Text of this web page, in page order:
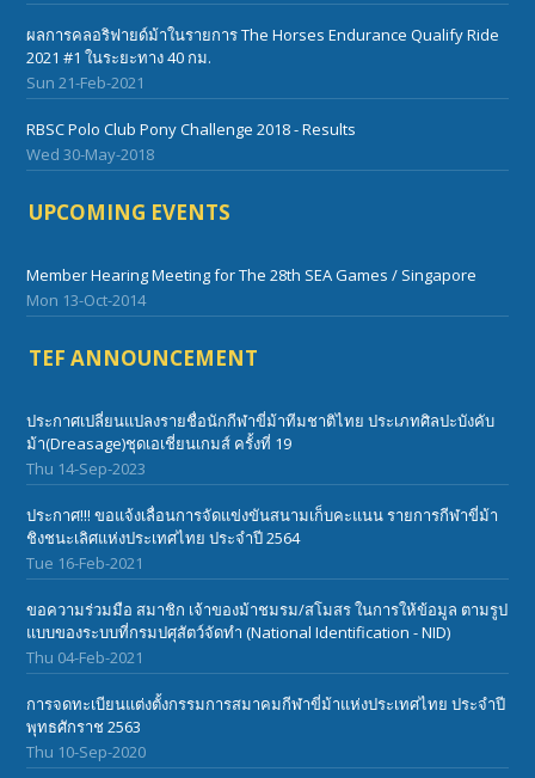
ผลการคลอริฟายด์ม้าในรายการ The Horses Endurance Qualify Ride
2021 #1 ในระยะทาง 40 กม.
Sun 21-Feb-2021
RBSC Polo Club Pony Challenge 2018 - Results
Wed 30-May-2018
UPCOMING EVENTS
Member Hearing Meeting for The 28th SEA Games / Singapore
Mon 13-Oct-2014
TEF ANNOUNCEMENT
ประกาศเปลี่ยนแปลงรายชื่อนักกีฬาขี่ม้าทีมชาติไทย ประเภทศิลปะบังคับ
ม้า(Dreasage)ชุดเอเชี่ยนเกมส์ ครั้งที่ 19
Thu 14-Sep-2023
ประกาศ!!! ขอแจ้งเลื่อนการจัดแข่งขันสนามเก็บคะแนน รายการกีฬาขี่ม้า
ชิงชนะเลิศแห่งประเทศไทย ประจำปี 2564
Tue 16-Feb-2021
ขอความร่วมมือ สมาชิก เจ้าของม้าชมรม/สโมสร ในการให้ข้อมูล ตามรูป
แบบของระบบที่กรมปศุสัตว์จัดทำ (National Identification - NID)
Thu 04-Feb-2021
การจดทะเบียนแต่งตั้งกรรมการสมาคมกีฬาขี่ม้าแห่งประเทศไทย ประจำปี
พุทธศักราช 2563
Thu 10-Sep-2020